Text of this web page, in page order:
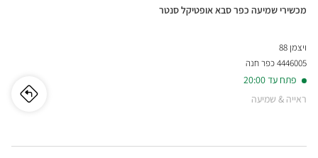
חנות:
מכשירי שמיעה כפר סבא אופטיקל סנטר
ויצמן 88
4446005 כפר חנה
פתח עד 20:00
ראייה & שמיעה
לו"ז